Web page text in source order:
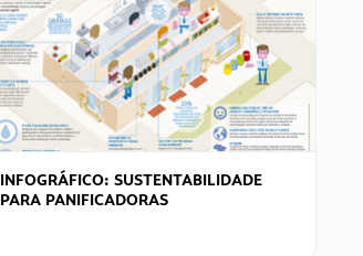
INFOGRÁFICO: SUSTENTABILIDADE
PARA PANIFICADORAS